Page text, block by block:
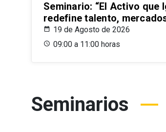
Seminario: “El Activo que
redefine talento,
19 de Agosto de 2026
09:00 a 11:00 horas
Seminarios